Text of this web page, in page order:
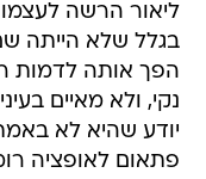
ליאור הרשה
בגלל שלא הייתה
הפך אותה לדמות
נקי, ולא מאיים
יודע שהיא לא
פתאום לאופציה